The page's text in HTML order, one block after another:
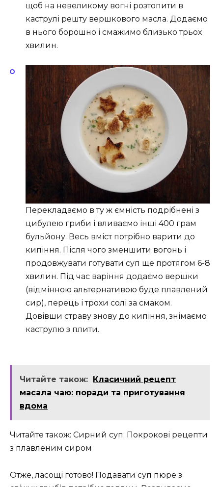
щоб на невеликому вогні розтопити в
каструлі решту вершкового масла. Додаємо
в нього борошно і смажимо близько трьох
хвилин.
Перекладаємо в ту ж ємність подрібнені з
цибулею гриби і вливаємо інші 400 грам
бульйону. Весь вміст потрібно варити до
кипіння. Після чого зменшити вогонь і
продовжувати готувати суп ще протягом 6-8
хвилин. Під час варіння додаємо вершки
(відмінною альтернативою буде плавлений
сир), перець і трохи солі за смаком.
Довівши страву знову до кипіння, знімаємо
каструлю з плити.
Читайте також:
Класичний рецепт
масала чаю: поради та приготування
вдома
Читайте також: Сирний суп: Покрокові рецепти
з плавленим сиром
Отже, ласощі готово! Подавати суп пюре з